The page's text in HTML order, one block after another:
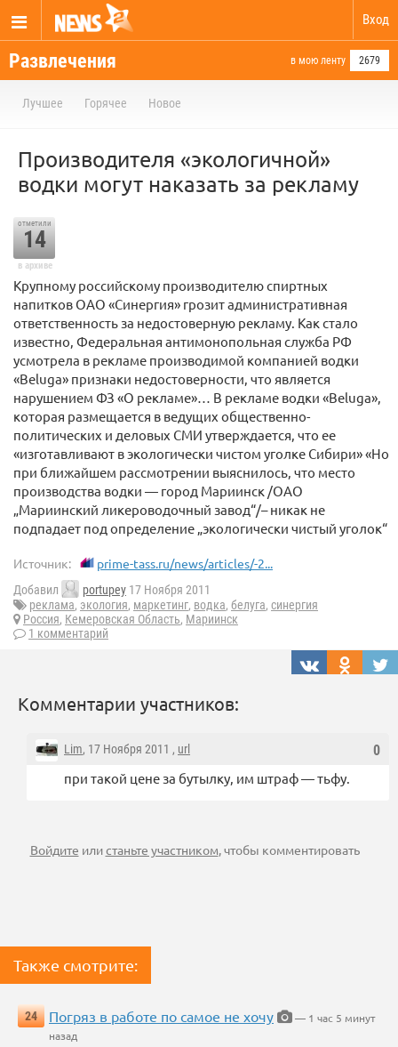
Вход
Развлечения в мою ленту 2679
Лучшее Горячее Новое
Производителя «экологичной»
водки могут наказать за рекламу
отметили
14
в архиве
Крупному российскому производителю спиртных
напитков ОАО «Синергия» грозит административная
ответственность за недостоверную рекламу. Как стало
известно, Федеральная антимонопольная служба РФ
усмотрела в рекламе производимой компанией водки
«Beluga» признаки недостоверности, что является
нарушением ФЗ «О рекламе»… В рекламе водки «Beluga»,
которая размещается в ведущих общественно-
политических и деловых СМИ утверждается, что ее
«изготавливают в экологически чистом уголке Сибири» «Но
при ближайшем рассмотрении выяснилось, что место
производства водки — город Мариинск /ОАО
„Мариинский ликероводочный завод“/– никак не
подпадает под определение „экологически чистый уголок“
Источник: prime-tass.ru/news/articles/-2...
Добавил portupey 17 Ноября 2011
реклама, экология, маркетинг, водка, белуга, синергия
Россия, Кемеровская Область, Мариинск
1 комментарий
Комментарии участников:
0
Lim, 17 Ноября 2011 , url
при такой цене за бутылку, им штраф — тьфу.
Войдите илистаньте участником, чтобы комментировать
Также смотрите:
24 Погряз в работе по самое не хочу
— 1 час 5 минут
назад